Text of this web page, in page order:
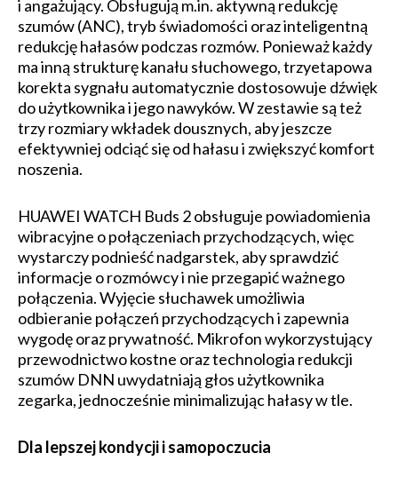
i angażujący. Obsługują m.in. aktywną redukcję
szumów (ANC), tryb świadomości oraz inteligentną
redukcję hałasów podczas rozmów. Ponieważ każdy
ma inną strukturę kanału słuchowego, trzyetapowa
korekta sygnału automatycznie dostosowuje dźwięk
do użytkownika i jego nawyków. W zestawie są też
trzy rozmiary wkładek dousznych, aby jeszcze
efektywniej odciąć się od hałasu i zwiększyć komfort
noszenia.
HUAWEI WATCH Buds 2 obsługuje powiadomienia
wibracyjne o połączeniach przychodzących, więc
wystarczy podnieść nadgarstek, aby sprawdzić
informacje o rozmówcy i nie przegapić ważnego
połączenia. Wyjęcie słuchawek umożliwia
odbieranie połączeń przychodzących i zapewnia
wygodę oraz prywatność. Mikrofon wykorzystujący
przewodnictwo kostne oraz technologia redukcji
szumów DNN uwydatniają głos użytkownika
zegarka, jednocześnie minimalizując hałasy w tle.
Dla lepszej kondycji i samopoczucia